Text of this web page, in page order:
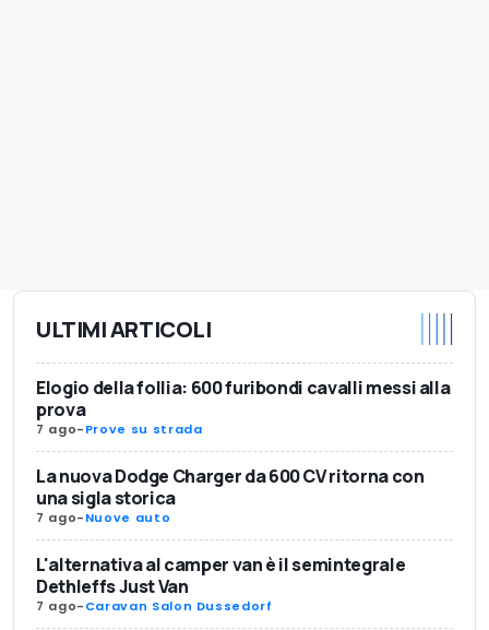
ULTIMI ARTICOLI
Elogio della follia: 600 furibondi cavalli messi alla
prova
7 ago-Prove su strada
La nuova Dodge Charger da 600 CV ritorna con
una sigla storica
7 ago-Nuove auto
L'alternativa al camper van è il semintegrale
Dethleffs Just Van
7 ago-Caravan Salon Dussedorf